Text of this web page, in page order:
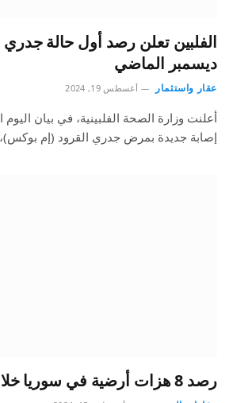
الفلبين تعلن رصد أول حالة جدري
ديسمبر الماضي
عقار واستثمار أغسطس 19, 2024
أعلنت وزارة الصحة الفلبينية، في بيان اليوم
إصابة جديدة بمرض جدري القرود (إم
رصد 8 هزات أرضية في سوريا خلال 24 ساعة